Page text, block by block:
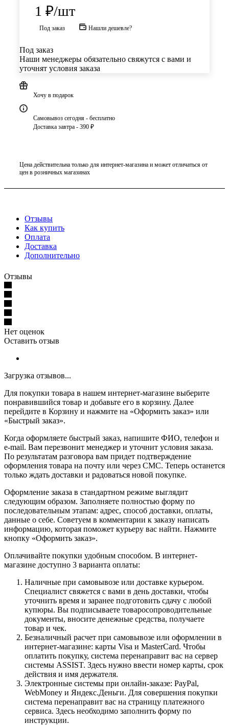
1 ₽/шт
Под заказ Нашли дешевле?
Под заказ
Наши менеджеры обязательно свяжутся с вами и
уточнят условия заказа
Хочу в подарок
Самовывоз сегодня - бесплатно
Доставка завтра - 390 ₽
Цена действительна только для интернет-магазина и может отличаться от
цен в розничных магазинах
Отзывы
Как купить
Оплата
Доставка
Дополнительно
Отзывы
Нет оценок
Оставить отзыв
Загрузка отзывов...
Для покупки товара в нашем интернет-магазине выберите
понравившийся товар и добавьте его в корзину. Далее
перейдите в Корзину и нажмите на «Оформить заказ» или
«Быстрый заказ».
Когда оформляете быстрый заказ, напишите ФИО, телефон и
e-mail. Вам перезвонит менеджер и уточнит условия заказа.
По результатам разговора вам придет подтверждение
оформления товара на почту или через СМС. Теперь останется
только ждать доставки и радоваться новой покупке.
Оформление заказа в стандартном режиме выглядит
следующим образом. Заполняете полностью форму по
последовательным этапам: адрес, способ доставки, оплаты,
данные о себе. Советуем в комментарии к заказу написать
информацию, которая поможет курьеру вас найти. Нажмите
кнопку «Оформить заказ».
Оплачивайте покупки удобным способом. В интернет-
магазине доступно 3 варианта оплаты:
Наличные при самовывозе или доставке курьером.
Специалист свяжется с вами в день доставки, чтобы
уточнить время и заранее подготовить сдачу с любой
купюры. Вы подписываете товаросопроводительные
документы, вносите денежные средства, получаете
товар и чек.
Безналичный расчет при самовывозе или оформлении в
интернет-магазине: карты Visa и MasterCard. Чтобы
оплатить покупку, система перенаправит вас на сервер
системы ASSIST. Здесь нужно ввести номер карты, срок
действия и имя держателя.
Электронные системы при онлайн-заказе: PayPal,
WebMoney и Яндекс.Деньги. Для совершения покупки
система перенаправит вас на страницу платежного
сервиса. Здесь необходимо заполнить форму по
инструкции.